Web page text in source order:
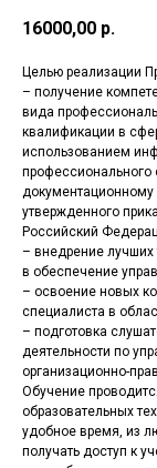
16000,00 р.
Целью реализации
– получение
вида
квалификации в
использованием
профессионального
документационному
утвержденного
Российский
– внедрение лучших
в обеспечение
– освоение новых
специалиста в
– подготовка
деятельности по
организационно-
Обучение
образовательных
удобное время, из
получать доступ к